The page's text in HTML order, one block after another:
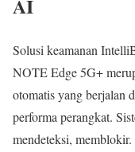
AI
Solusi keamanan
NOTE Edge 5G+
otomatis yang berjalan
performa perangkat.
mendeteksi,